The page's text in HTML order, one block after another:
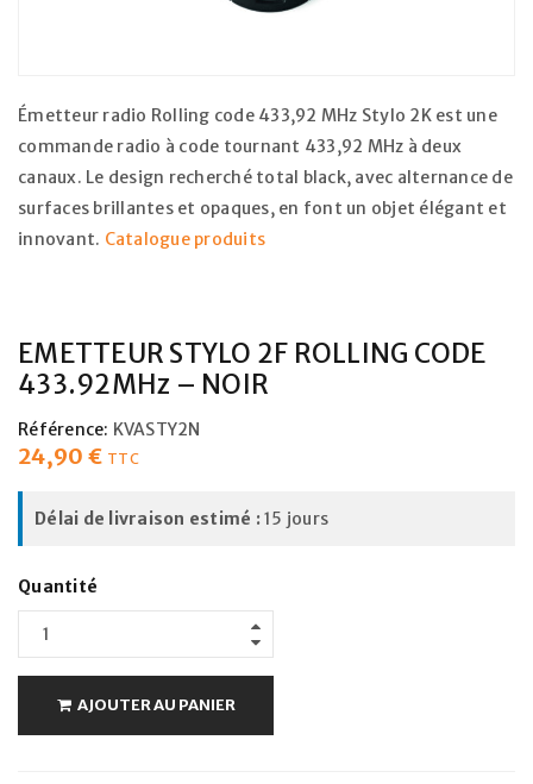
Émetteur radio Rolling code 433,92 MHz Stylo 2K est une
commande radio à code tournant 433,92 MHz à deux
canaux. Le design recherché total black, avec alternance de
surfaces brillantes et opaques, en font un objet élégant et
innovant. Catalogue produits
EMETTEUR STYLO 2F ROLLING CODE
433.92MHz – NOIR
Référence: KVASTY2N
24,90 € TTC
Délai de livraison estimé :15 jours
Quantité
AJOUTER AU PANIER